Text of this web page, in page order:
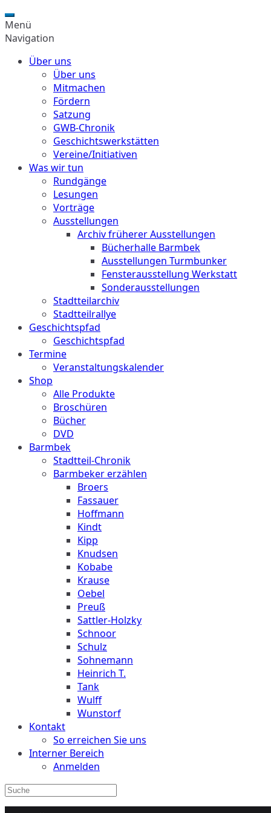
Menü
Navigation
Über uns
Über uns
Mitmachen
Fördern
Satzung
GWB-Chronik
Geschichtswerkstätten
Vereine/Initiativen
Was wir tun
Rundgänge
Lesungen
Vorträge
Ausstellungen
Archiv früherer Ausstellungen
Bücherhalle Barmbek
Ausstellungen Turmbunker
Fensterausstellung Werkstatt
Sonderausstellungen
Stadtteilarchiv
Stadtteilrallye
Geschichtspfad
Geschichtspfad
Termine
Veranstaltungskalender
Shop
Alle Produkte
Broschüren
Bücher
DVD
Barmbek
Stadtteil-Chronik
Barmbeker erzählen
Broers
Fassauer
Hoffmann
Kindt
Kipp
Knudsen
Kobabe
Krause
Oebel
Preuß
Sattler-Holzky
Schnoor
Schulz
Sohnemann
Heinrich T.
Tank
Wulff
Wunstorf
Kontakt
So erreichen Sie uns
Interner Bereich
Anmelden